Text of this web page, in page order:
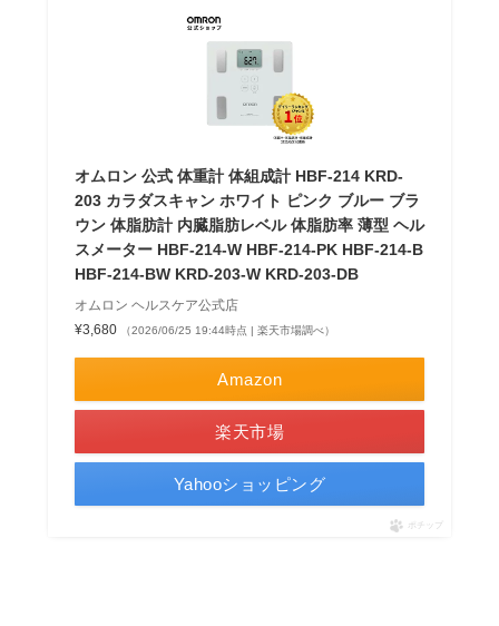
オムロン 公式 体重計 体組成計 HBF-214 KRD-
203 カラダスキャン ホワイト ピンク ブルー ブラ
ウン 体脂肪計 内臓脂肪レベル 体脂肪率 薄型 ヘル
スメーター HBF-214-W HBF-214-PK HBF-214-B
HBF-214-BW KRD-203-W KRD-203-DB
オムロン ヘルスケア公式店
¥3,680
（2026/06/25 19:44時点 | 楽天市場調べ）
Amazon
楽天市場
Yahooショッピング
ポチップ